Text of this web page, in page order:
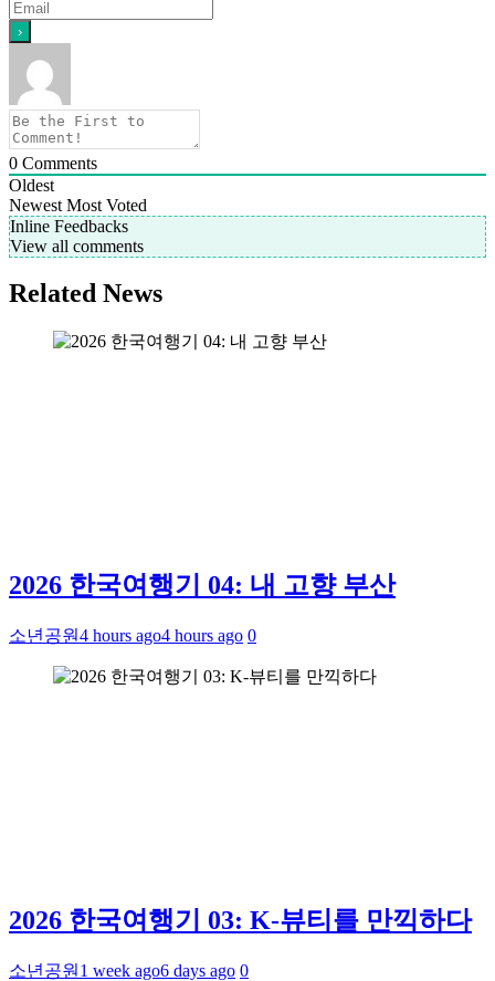
0 Comments
Oldest
Newest Most Voted
Inline Feedbacks
View all comments
Related News
2026 한국여행기 04: 내 고향 부산
소년공원4 hours ago4 hours ago 0
2026 한국여행기 03: K-뷰티를 만끽하다
소년공원 1 week ago6 days ago 0